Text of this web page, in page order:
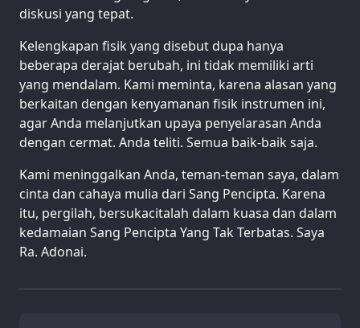
diskusi yang tepat.
Kelengkapan fisik yang disebut dupa hanya
beberapa derajat berubah, ini tidak memiliki arti
yang mendalam. Kami meminta, karena alasan yang
berkaitan dengan kenyamanan fisik instrumen ini,
agar Anda melanjutkan upaya penyelarasan Anda
dengan cermat. Anda teliti. Semua baik-baik saja.
Kami meninggalkan Anda, teman-teman saya, dalam
cinta dan cahaya mulia dari Sang Pencipta. Karena
itu, pergilah, bersukacitalah dalam kuasa dan dalam
kedamaian Sang Pencipta Yang Tak Terbatas. Saya
Ra. Adonai.